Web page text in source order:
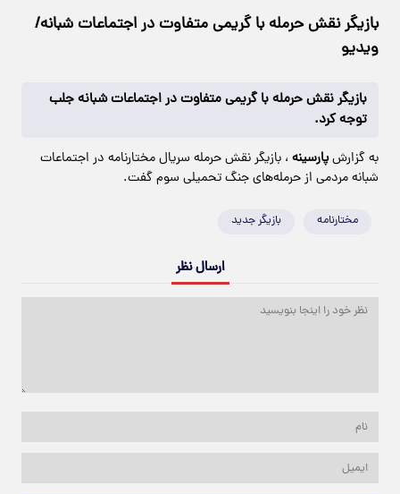
بازیگر نقش حرمله با گریمی متفاوت در اجتماعات شبانه/
ویدیو
بازیگر نقش حرمله با گریمی متفاوت در اجتماعات شبانه جلب
توجه کرد.
به گزارشپارسینه ، بازیگر نقش حرمله سریال مختارنامه در اجتماعات
شبانه مردمی از حرمله‌های جنگ تحمیلی سوم گفت.
مختارنامه بازیگر جدید
ارسال نظر